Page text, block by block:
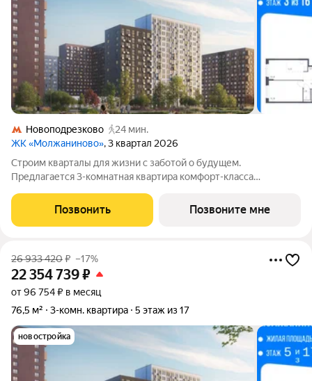
Новоподрезково
24 мин.
ЖК «Молжаниново», 3 квартал 2026
Строим кварталы для жизни с заботой о будущем.
Предлагается 3-комнатная квартира комфорт-класса
в жилом комплексе "Молжаниново".Для тех, кто ценит время,
предлагаем сделать готовую отделку:
Позвонить Позвоните мне
26 933 420₽ –17%
22 354 739₽
от 96 754 ₽ в месяц
76,5 м²
3-комн. квартира 5 этаж из 17
новостройка